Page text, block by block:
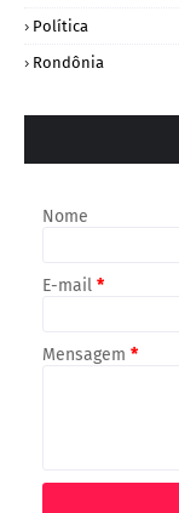
Política
Rondônia
Nome
E-mail *
Mensagem *